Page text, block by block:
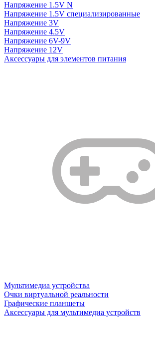
Напряжение 1.5V N
Напряжение 1.5V специализированные
Напряжение 3V
Напряжение 4.5V
Напряжение 6V-9V
Напряжение 12V
Аксессуары для элементов питания
Мультимедиа устройства
Очки виртуальной реальности
Графические планшеты
Аксессуары для мультимедиа устройств